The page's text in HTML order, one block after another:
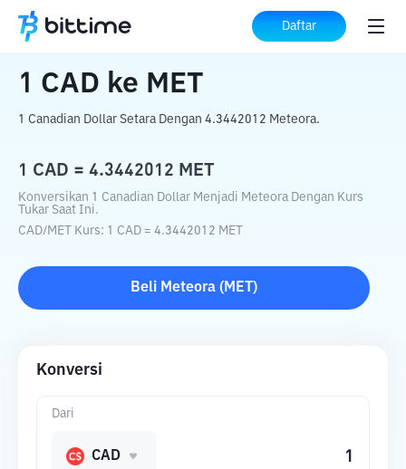
Daftar
Beranda Konverter Kripto ke MET
1 CAD ke MET
1 Canadian Dollar Setara Dengan 4.3442012 Meteora.
1 CAD = 4.3442012 MET
Konversikan 1 Canadian Dollar Menjadi Meteora Dengan Kurs
Tukar Saat Ini.
CAD/MET Kurs: 1 CAD = 4.3442012 MET
Beli Meteora ( MET )
Konversi
Dari
CAD